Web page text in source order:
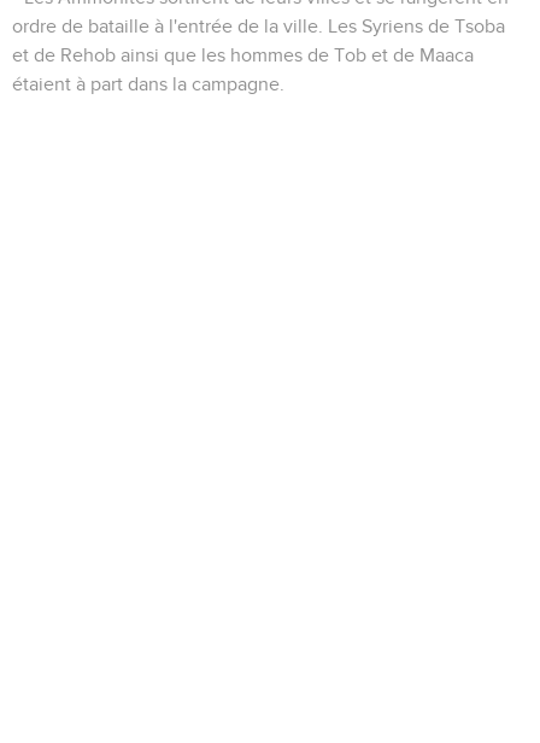
ordre de bataille à l'entrée de la ville. Les Syriens de Tsoba
et de Rehob ainsi que les hommes de Tob et de Maaca
étaient à part dans la campagne.